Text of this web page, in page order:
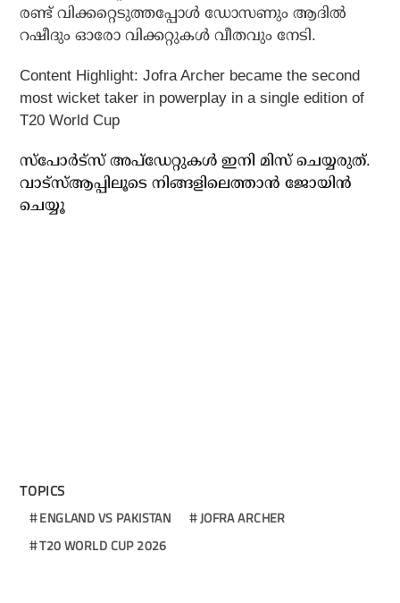
രണ്ട് വിക്കറ്റെടുത്തപ്പോള്‍ ഡോസണും ആദില്‍
റഷീദും ഓരോ വിക്കറ്റുകള്‍ വീതവും നേടി.
Content Highlight: Jofra Archer became the second
most wicket taker in powerplay in a single edition of
T20 World Cup
സ്പോർട്സ് അപ്ഡേറ്റുകൾ ഇനി മിസ് ചെയ്യരുത്.
വാട്സ്ആപ്പിലൂടെ നിങ്ങളിലെത്താൻ ജോയിൻ
ചെയ്യൂ
TOPICS
ENGLAND VS PAKISTAN
JOFRA ARCHER
T20 WORLD CUP 2026